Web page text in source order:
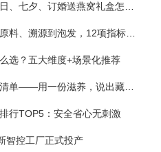
2026干燕窝选购避坑指南：从原料、溯源到泡发，12项指标判断靠谱燕窝
选？五大维度+场景化推荐
2026七夕浪漫告白礼燕窝礼盒清单——用一份滋养，说出藏在心底的爱
行TOP5：安全省心无刺激
智控工厂正式投产